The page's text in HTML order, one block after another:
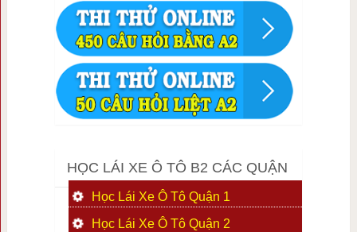
HỌC LÁI XE Ô TÔ B2 CÁC QUẬN
Học Lái Xe Ô Tô Quận 1
Học Lái Xe Ô Tô Quận 2